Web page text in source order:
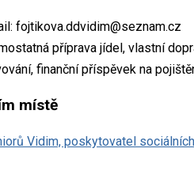
fojtikova.ddvidim@seznam.cz
příprava jídel, vlastní
finanční příspěvek na
místě
Vidim, poskytovatel